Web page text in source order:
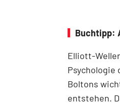
Buchtipp:
Elliott-
Psychologie
Boltons
entstehen.